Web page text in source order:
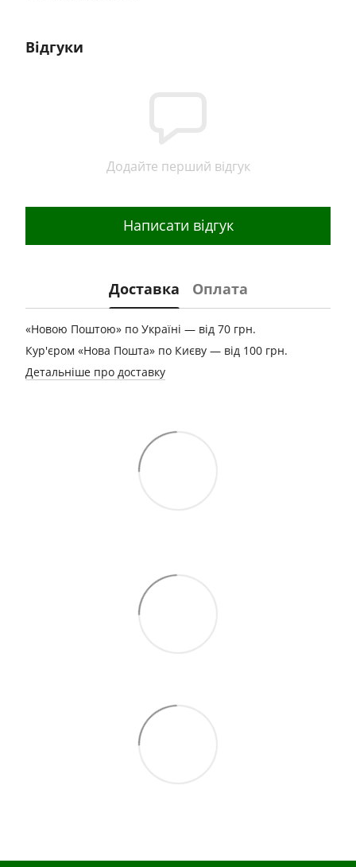
Відгуки
Додайте перший відгук
Написати відгук
Доставка Оплата
«Новою Поштою» по Україні — від 70 грн.
Кур'єром «Нова Пошта» по Києву — від 100 грн.
Детальніше про доставку